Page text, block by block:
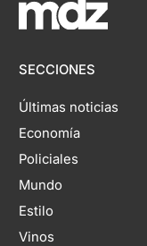
SECCIONES
Últimas noticias
Economía
Policiales
Mundo
Estilo
Vinos